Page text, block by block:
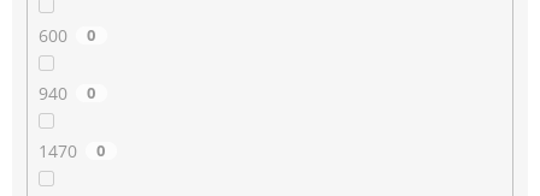
600 0
940 0
1470 0